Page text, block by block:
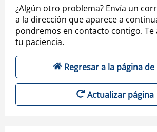
¿Algún otro problema? Envía un
a la dirección que aparece a
pondremos en contacto contigo. Te
tu paciencia.
Regresar a la página
Actualizar página